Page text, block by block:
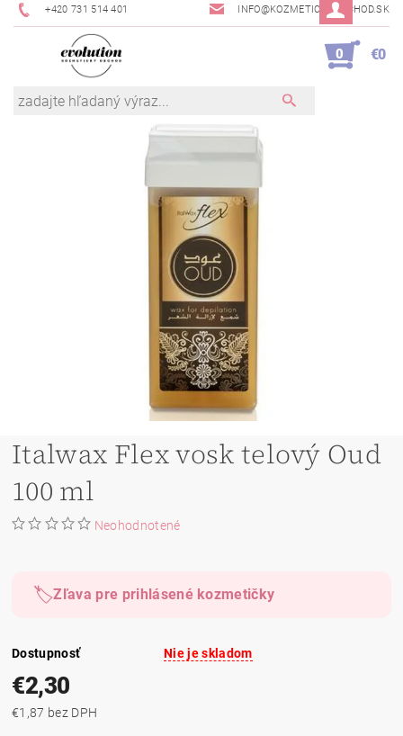
+420 731 514 401 INFO@KOZMETICKYOBCHOD.SK
0 €0
Italwax Flex vosk telový Oud
100 ml
Neohodnotené
🏷️Zľava pre prihlásené kozmetičky
Dostupnosť Nie je skladom
€2,30
€1,87 bez DPH